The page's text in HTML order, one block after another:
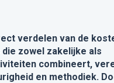
verdelen van de
zowel zakelijke als
combineert,
en methodiek.